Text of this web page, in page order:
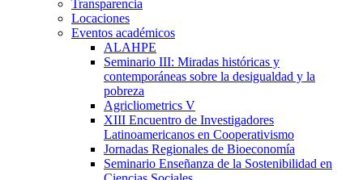
Transparencia
Locaciones
Eventos académicos
ALAHPE
Seminario III: Miradas históricas y
contemporáneas sobre la desigualdad y la
pobreza
Agricliometrics V
XIII Encuentro de Investigadores
Latinoamericanos en Cooperativismo
Jornadas Regionales de Bioeconomía
Seminario Enseñanza de la Sostenibilidad en